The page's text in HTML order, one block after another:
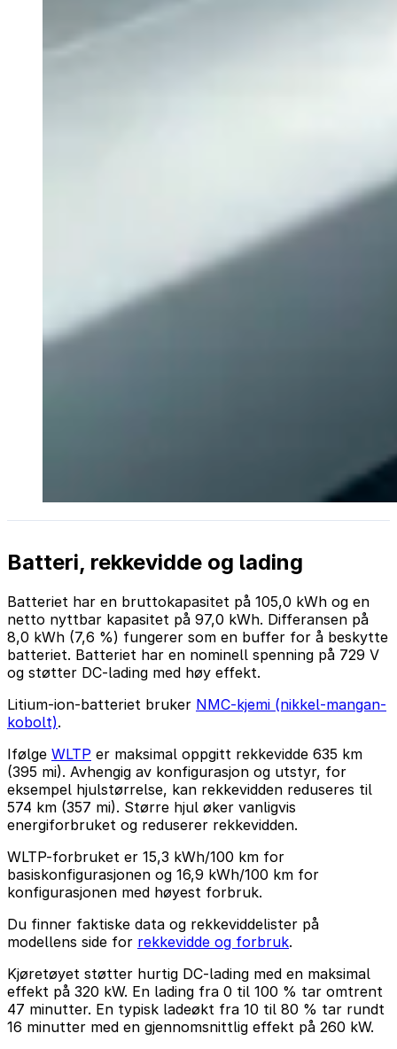
Batteri, rekkevidde og lading
Batteriet har en bruttokapasitet på 105,0 kWh og en
netto nyttbar kapasitet på 97,0 kWh. Differansen på
8,0 kWh (7,6 %) fungerer som en buffer for å beskytte
batteriet. Batteriet har en nominell spenning på 729 V
og støtter DC-lading med høy effekt.
Litium-ion-batteriet bruker NMC-kjemi (nikkel-mangan-
kobolt).
Ifølge WLTP er maksimal oppgitt rekkevidde 635 km
(395 mi). Avhengig av konfigurasjon og utstyr, for
eksempel hjulstørrelse, kan rekkevidden reduseres til
574 km (357 mi). Større hjul øker vanligvis
energiforbruket og reduserer rekkevidden.
WLTP-forbruket er 15,3 kWh/100 km for
basiskonfigurasjonen og 16,9 kWh/100 km for
konfigurasjonen med høyest forbruk.
Du finner faktiske data og rekkeviddelister på
modellens side for rekkevidde og forbruk.
Kjøretøyet støtter hurtig DC-lading med en maksimal
effekt på 320 kW. En lading fra 0 til 100 % tar omtrent
47 minutter. En typisk ladeøkt fra 10 til 80 % tar rundt
16 minutter med en gjennomsnittlig effekt på 260 kW.